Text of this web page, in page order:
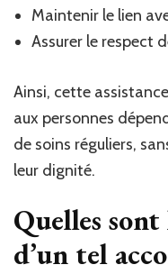
Maintenir le lien
Assurer le respect
Ainsi, cette
aux personnes
de soins réguliers,
leur dignité.
Quelles
d’un tel